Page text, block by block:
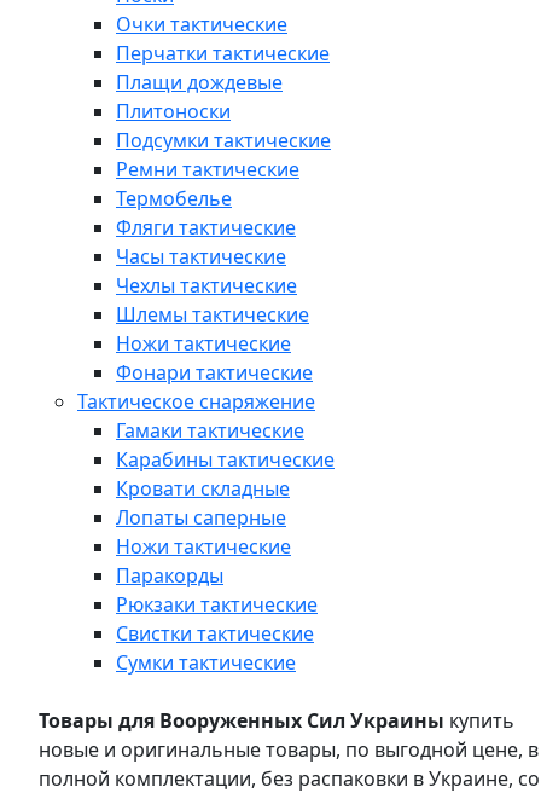
Очки тактические
Перчатки тактические
Плащи дождевые
Плитоноски
Подсумки тактические
Ремни тактические
Термобелье
Фляги тактические
Часы тактические
Чехлы тактические
Шлемы тактические
Ножи тактические
Фонари тактические
Тактическое снаряжение
Гамаки тактические
Карабины тактические
Кровати складные
Лопаты саперные
Ножи тактические
Паракорды
Рюкзаки тактические
Свистки тактические
Сумки тактические
Товары для Вооруженных Сил Украины купить
новые и оригинальные товары, по выгодной цене, в
полной комплектации, без распаковки в Украине, со